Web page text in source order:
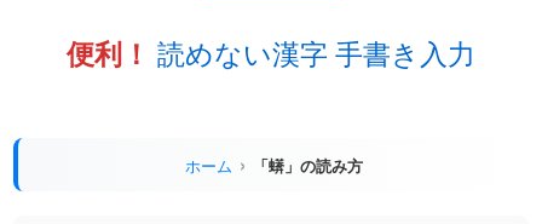
便利！ 読めない漢字 手書き入力
ホーム 「蠎」の読み方